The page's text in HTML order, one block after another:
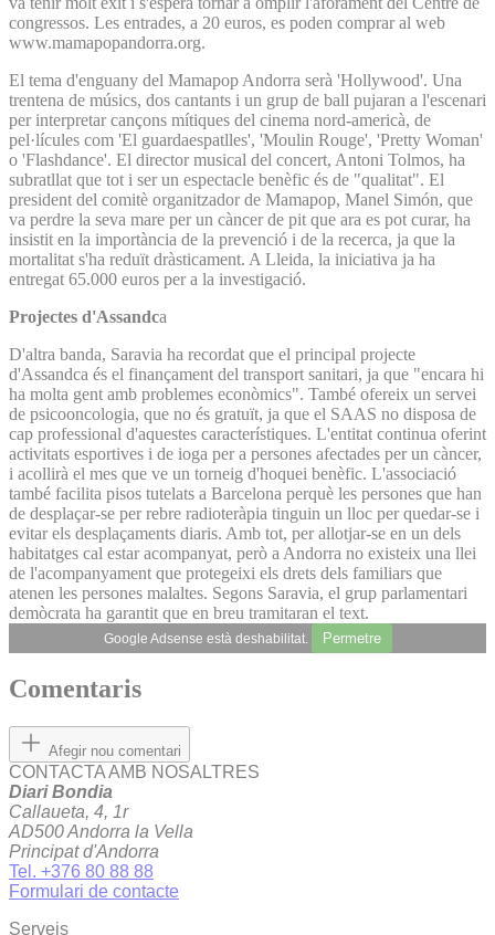
congressos. Les entrades, a 20 euros, es poden comprar al web
www.mamapopandorra.org.
El tema d'enguany del Mamapop Andorra serà 'Hollywood'. Una
trentena de músics, dos cantants i un grup de ball pujaran a l'escenari
per interpretar cançons mítiques del cinema nord-americà, de
pel·lícules com 'El guardaespatlles', 'Moulin Rouge', 'Pretty Woman'
o 'Flashdance'. El director musical del concert, Antoni Tolmos, ha
subratllat que tot i ser un espectacle benèfic és de "qualitat". El
president del comitè organitzador de Mamapop, Manel Simón, que
va perdre la seva mare per un càncer de pit que ara es pot curar, ha
insistit en la importància de la prevenció i de la recerca, ja que la
mortalitat s'ha reduït dràsticament. A Lleida, la iniciativa ja ha
entregat 65.000 euros per a la investigació.
Projectes d'Assandca
D'altra banda, Saravia ha recordat que el principal projecte
d'Assandca és el finançament del transport sanitari, ja que "encara hi
ha molta gent amb problemes econòmics". També ofereix un servei
de psicooncologia, que no és gratuït, ja que el SAAS no disposa de
cap professional d'aquestes característiques. L'entitat continua oferint
activitats esportives i de ioga per a persones afectades per un càncer,
i acollirà el mes que ve un torneig d'hoquei benèfic. L'associació
també facilita pisos tutelats a Barcelona perquè les persones que han
de desplaçar-se per rebre radioteràpia tinguin un lloc per quedar-se i
evitar els desplaçaments diaris. Amb tot, per allotjar-se en un dels
habitatges cal estar acompanyat, però a Andorra no existeix una llei
de l'acompanyament que protegeixi els drets dels familiars que
atenen les persones malaltes. Segons Saravia, el grup parlamentari
demòcrata ha garantit que en breu tramitaran el text.
Google Adsense està deshabilitat. Permetre
Comentaris
Afegir nou comentari
CONTACTA AMB NOSALTRES
Diari Bondia
Callaueta, 4, 1r
AD500 Andorra la Vella
Principat d'Andorra
Tel. +376 80 88 88
Formulari de contacte
Serveis